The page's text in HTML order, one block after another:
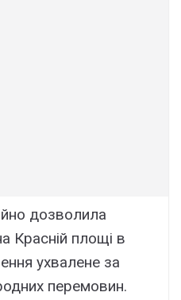
дозволила
Красній площі в
ухвалене за
перемовин.